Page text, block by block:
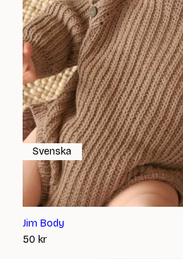
Jim Body
50 kr
Svenska